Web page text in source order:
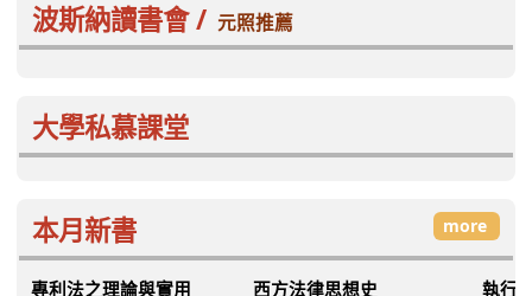
波斯納讀書會 / 元照推薦
月旦品評家 月旦知識庫
之表達與揭露」實務解析
洪嘉謙
支付制度檢討
林谷燕、李玉春